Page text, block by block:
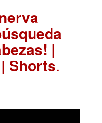
|
Shorts.